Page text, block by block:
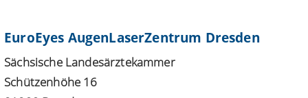
EuroEyes AugenLaserZentrum Dresden
Sächsische Landesärztekammer
Schützenhöhe 16